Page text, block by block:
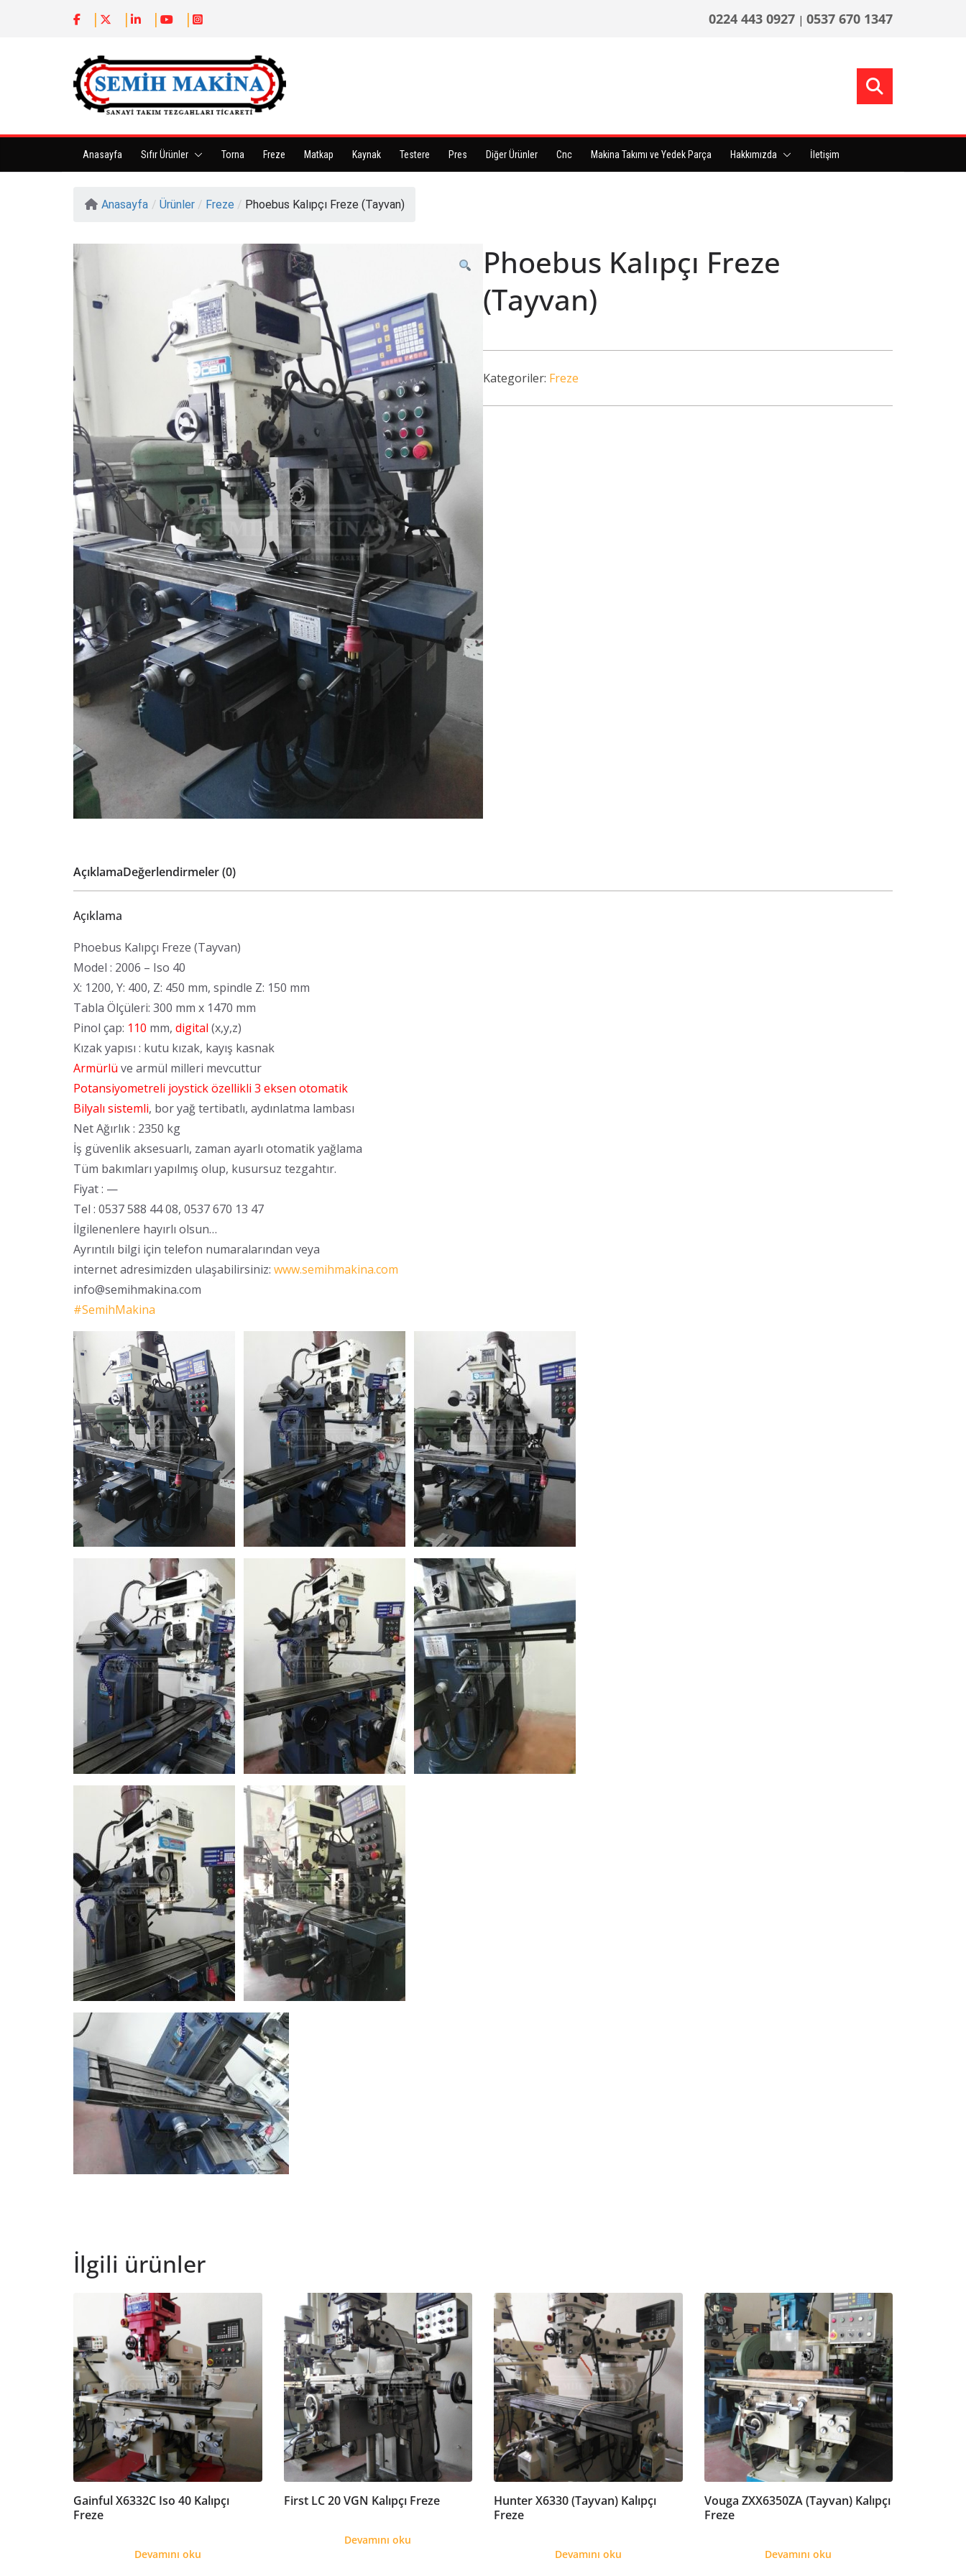
0224 443 0927 | 0537 670 1347
Anasayfa Sıfır Ürünler Torna Freze Matkap Kaynak Testere Pres Diğer Ürünler Cnc Makina Takımı ve Yedek Parça Hakkımızda İletişim
Anasayfa / Ürünler / Freze / Phoebus Kalıpçı Freze (Tayvan)
Phoebus Kalıpçı Freze
(Tayvan)
Kategoriler: Freze
AçıklamaDeğerlendirmeler (0)
Açıklama
Phoebus Kalıpçı Freze (Tayvan)
Model : 2006 – Iso 40
X: 1200, Y: 400, Z: 450 mm, spindle Z: 150 mm
Tabla Ölçüleri: 300 mm x 1470 mm
Pinol çap: 110 mm, digital (x,y,z)
Kızak yapısı : kutu kızak, kayış kasnak
Armürlü ve armül milleri mevcuttur
Potansiyometreli joystick özellikli 3 eksen otomatik
Bilyalı sistemli, bor yağ tertibatlı, aydınlatma lambası
Net Ağırlık : 2350 kg
İş güvenlik aksesuarlı, zaman ayarlı otomatik yağlama
Tüm bakımları yapılmış olup, kusursuz tezgahtır.
Fiyat : —
Tel : 0537 588 44 08, 0537 670 13 47
İlgilenenlere hayırlı olsun…
Ayrıntılı bilgi için telefon numaralarından veya
internet adresimizden ulaşabilirsiniz: www.semihmakina.com
info@semihmakina.com
#SemihMakina
İlgili ürünler
Gainful X6332C Iso 40 Kalıpçı
Freze
Devamını oku
First LC 20 VGN Kalıpçı Freze
Devamını oku
Hunter X6330 (Tayvan) Kalıpçı
Freze
Devamını oku
Vouga ZXX6350ZA (Tayvan) Kalıpçı
Freze
Devamını oku